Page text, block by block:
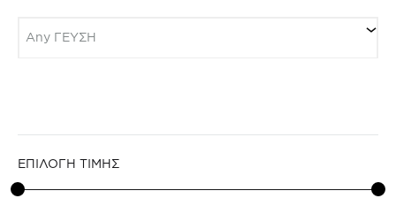
Any ΓΕΥΣΗ
ΕΠΙΛΟΓΗ ΤΙΜΗΣ